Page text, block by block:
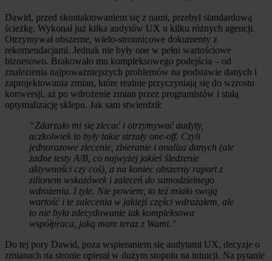
Dawid, przed skontaktowaniem się z nami, przebył standardową
ścieżkę. Wykonał już kilka audytów UX u kilku różnych agencji.
Otrzymywał obszerne, wielo-stronnicowe dokumenty z
rekomendacjami. Jednak nie były one w pełni wartościowe
biznesowo. Brakowało mu kompleksowego podejścia – od
znalezienia najpoważniejszych problemów na podstawie danych i
zaprojektowania zmian, które realnie przyczyniają się do wzrostu
konwersji, aż po wdrożenie zmian przez programistów i stałą
optymalizację sklepu. Jak sam stwierdził:
“Zdarzało mi się zlecać i otrzymywać audyty,
aczkolwiek to były takie strzały one-off. Czyli
jednorazowe zlecenie, zbieranie i analiza danych (ale
żadne testy A/B, co najwyżej jakieś śledzenie
aktywności czy coś), a na koniec obszerny raport z
zilionem wskazówek i zaleceń do samodzielnego
wdrożenia. I tyle. Nie powiem, to też miało swoją
wartość i te zalecenia w jakiejś części wdrażałem, ale
to nie była zdecydowanie tak kompleksowa
współpraca, jaką mam teraz z Wami.”
Do tej pory Dawid, poza wspieraniem się audytami UX, decyzje o
zmianach na stronie opierał w dużym stopniu na intuicji. Na pytanie